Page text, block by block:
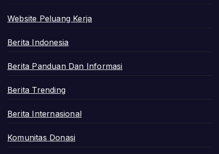
Website Peluang Kerja
Berita Indonesia
Berita Panduan Dan Informasi
Berita Trending
Berita Internasional
Komunitas Donasi